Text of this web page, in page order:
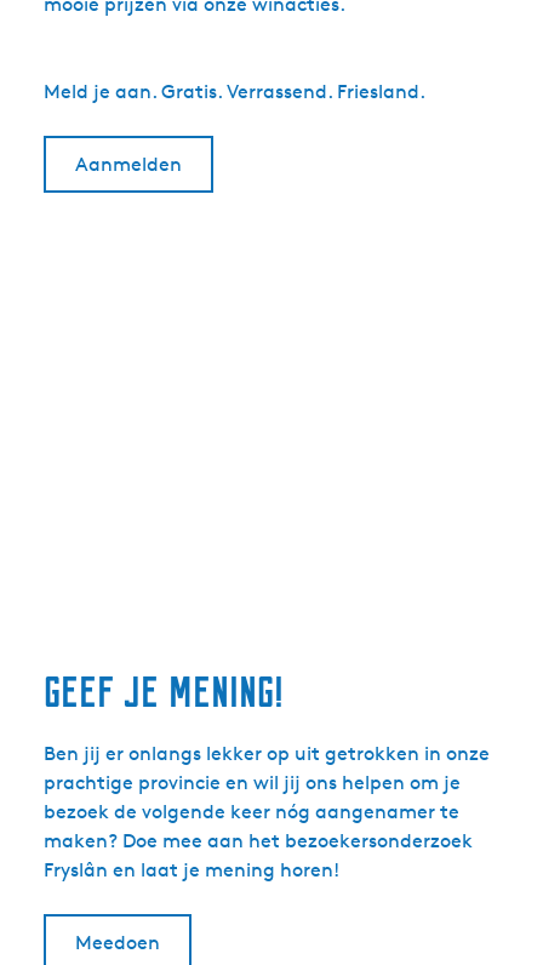
Meld je aan. Gratis. Verrassend. Friesland.
Aanmelden
Geef je mening!
Ben jij er onlangs lekker op uit getrokken in onze
prachtige provincie en wil jij ons helpen om je
bezoek de volgende keer nóg aangenamer te
maken? Doe mee aan het bezoekersonderzoek
Fryslân en laat je mening horen!
Meedoen